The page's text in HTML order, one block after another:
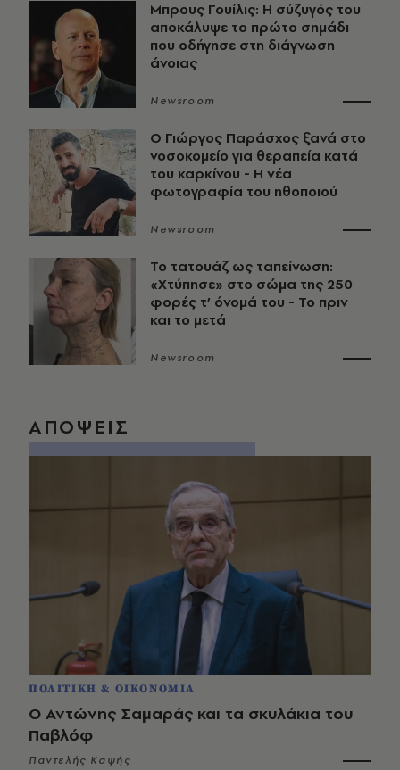
Μπρους Γουίλις: Η σύζυγός του
αποκάλυψε το πρώτο σημάδι
που οδήγησε στη διάγνωση
άνοιας
Newsroom
O Γιώργος Παράσχος ξανά στο
νοσοκομείο για θεραπεία κατά
του καρκίνου - Η νέα
φωτογραφία του ηθοποιού
Newsroom
Το τατουάζ ως ταπείνωση:
«Χτύπησε» στο σώμα της 250
φορές τ’ όνομά του - Το πριν
και το μετά
Newsroom
ΑΠΟΨΕΙΣ
ΠΟΛΙΤΙΚΗ & ΟΙΚΟΝΟΜΙΑ
Ο Αντώνης Σαμαράς και τα σκυλάκια του
Παβλόφ
Παντελής Καψής